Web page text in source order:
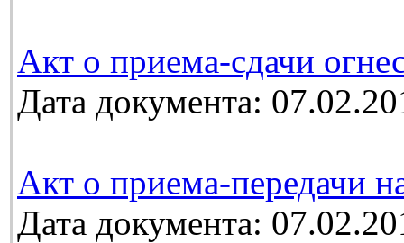
Акт о приема-сдачи
Дата документа:
Акт о приема-передачи
Дата документа: